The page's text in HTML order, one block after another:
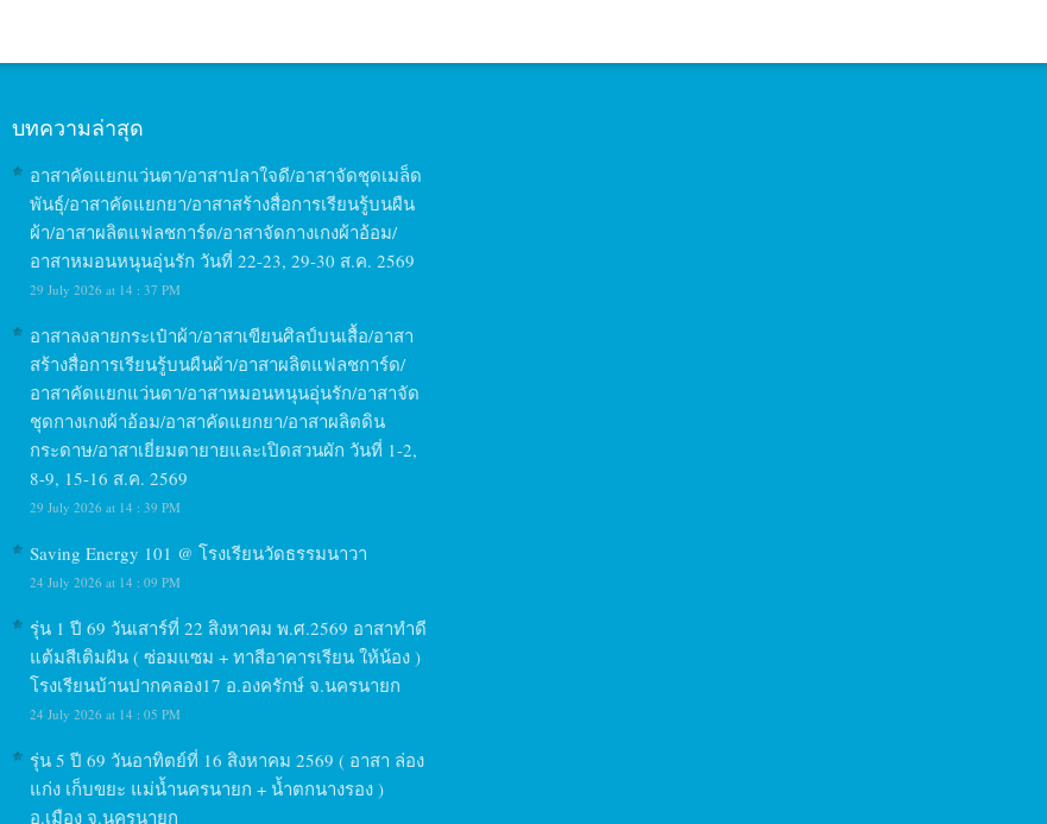
บทความล่าสุด
อาสาคัดแยกแว่นตา/อาสาปลาใจดี/อาสาจัดชุดเมล็ด
พันธุ์/อาสาคัดแยกยา/อาสาสร้างสื่อการเรียนรู้บนผืน
ผ้า/อาสาผลิตแฟลชการ์ด/อาสาจัดกางเกงผ้าอ้อม/
อาสาหมอนหนุนอุ่นรัก วันที่ 22-23, 29-30 ส.ค. 2569
29 July 2026 at 14 : 37 PM
อาสาลงลายกระเป๋าผ้า/อาสาเขียนศิลป์บนเสื้อ/อาสา
สร้างสื่อการเรียนรู้บนผืนผ้า/อาสาผลิตแฟลชการ์ด/
อาสาคัดแยกแว่นตา/อาสาหมอนหนุนอุ่นรัก/อาสาจัด
ชุดกางเกงผ้าอ้อม/อาสาคัดแยกยา/อาสาผลิตดิน
กระดาษ/อาสาเยี่ยมตายายและเปิดสวนผัก วันที่ 1-2,
8-9, 15-16 ส.ค. 2569
29 July 2026 at 14 : 39 PM
Saving Energy 101 @ โรงเรียนวัดธรรมนาวา
24 July 2026 at 14 : 09 PM
รุ่น 1 ปี 69 วันเสาร์ที่ 22 สิงหาคม พ.ศ.2569 อาสาทำดี
แต้มสีเติมฝัน ( ซ่อมแซม + ทาสีอาคารเรียน ให้น้อง )
โรงเรียนบ้านปากคลอง17 อ.องครักษ์ จ.นครนายก
24 July 2026 at 14 : 05 PM
รุ่น 5 ปี 69 วันอาทิตย์ที่ 16 สิงหาคม 2569 ( อาสา ล่อง
แก่ง เก็บขยะ แม่น้ำนครนายก + น้ำตกนางรอง )
อ.เมือง จ.นครนายก